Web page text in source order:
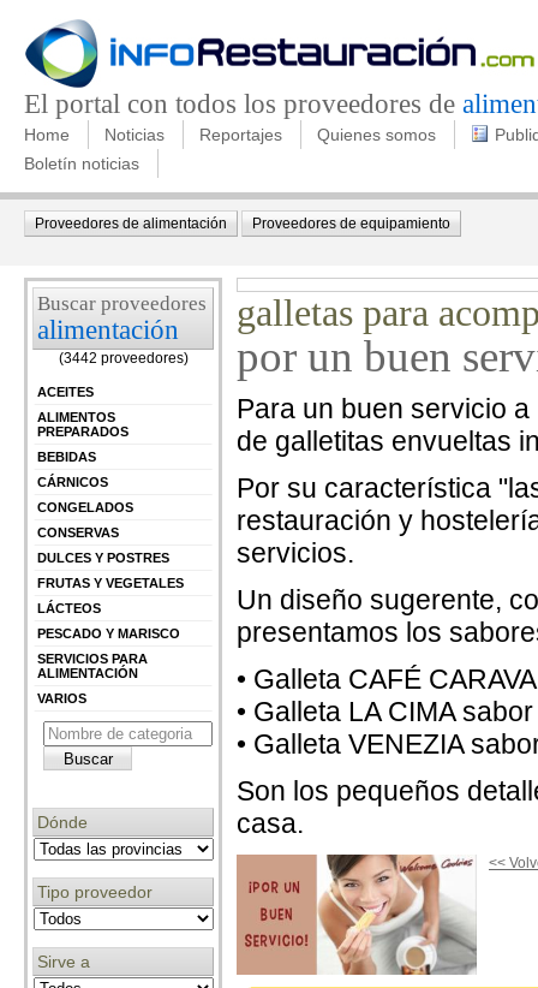
El portal con todos los proveedores de
Home Noticias Reportajes Quienes somos
Boletín noticias
Proveedores de alimentación Proveedores de equipamiento
Buscar proveedores
alimentación
(3442 proveedores)
ACEITES
ALIMENTOS
PREPARADOS
BEBIDAS
CÁRNICOS
CONGELADOS
CONSERVAS
DULCES Y POSTRES
FRUTAS Y VEGETALES
LÁCTEOS
PESCADO Y MARISCO
SERVICIOS PARA
ALIMENTACIÓN
VARIOS
Dónde
Tipo proveedor
Sirve a
galletas para
por un buen
Para un buen servicio
de galletitas envueltas
Por su característica
restauración y
servicios.
Un diseño sugerente,
presentamos los
• Galleta CAFÉ
• Galleta LA CIMA
• Galleta VENEZIA
Son los pequeños
casa.
<<